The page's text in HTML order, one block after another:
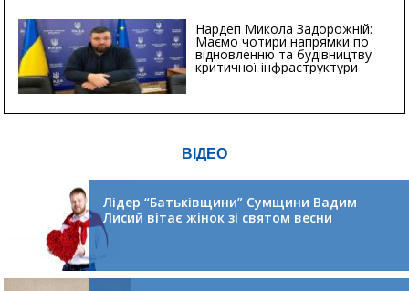
Нардеп Микола Задорожній:
Маємо чотири напрямки по
відновленню та будівництву
критичної інфраструктури
ВІДЕО
Лідер “Батьківщини” Сумщини Вадим
Лисий вітає жінок зі святом весни